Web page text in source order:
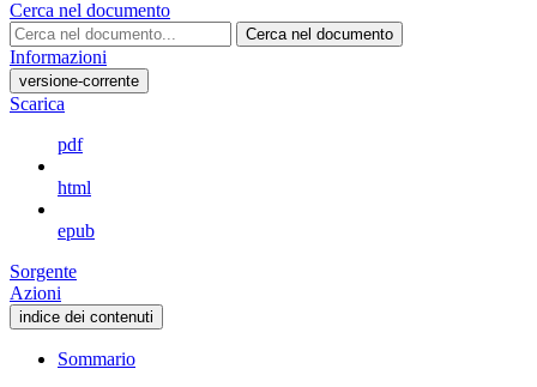
Cerca nel documento
Cerca nel documento
Informazioni
versione-corrente
Scarica
pdf
html
epub
Sorgente
Azioni
indice dei contenuti
Sommario